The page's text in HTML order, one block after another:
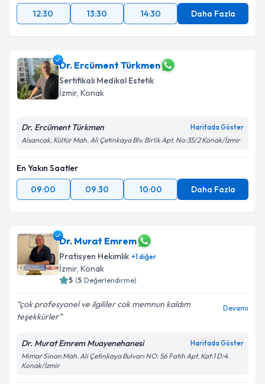
12:30
13:30 14:30 Daha Fazla
Dr. Ercüment Türkmen
Sertifikalı Medikal Estetik
İzmir, Konak
Dr. Ercüment Türkmen Haritada Göster
Alsancak, Kültür Mah. Ali Çetinkaya Blv. Birlik Apt. No:35/2 Konak/İzmir
En Yakın Saatler
09:00
09:30 10:00 Daha Fazla
Dr. Murat Emrem
Pratisyen Hekimlik +1diğer
İzmir, Konak
5 (5 Değerlendirme)
çok profesyonel ve ilgililer cok memnun kaldım
teşekkürler
Devamı
Dr. Murat Emrem Muayenehanesi Haritada Göster
Mimar Sinan Mah. Ali Çetinkaya Bulvarı NO: 56 Fatih Apt. Kat:1 D:4
Konak/İzmir